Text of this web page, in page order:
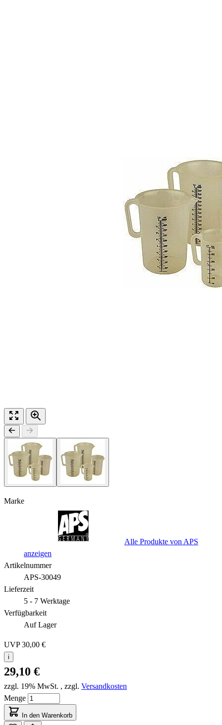
Marke
Alle Produkte von APS
anzeigen
Artikelnummer
APS-30049
Lieferzeit
5 - 7 Werktage
Verfügbarkeit
Auf Lager
UVP30,00 €
i
29,10 €
zzgl. 19% MwSt. , zzgl. Versandkosten
Menge
In den Warenkorb